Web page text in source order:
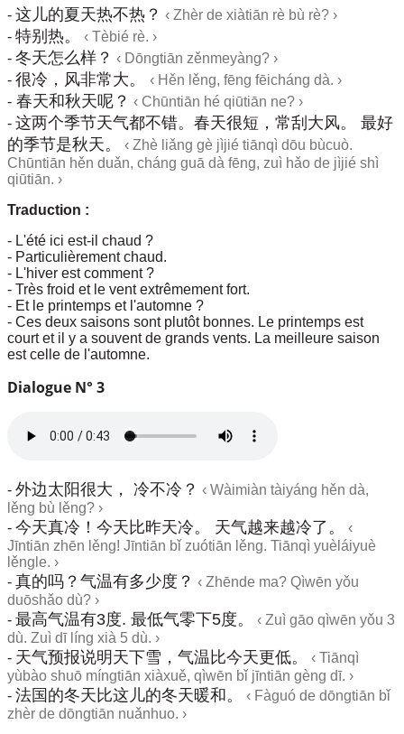
- 这儿的夏天热不热？ ‹ Zhèr de xiàtiān rè bù rè? ›
- 特别热。 ‹ Tèbié rè. ›
- 冬天怎么样？ ‹ Dōngtiān zěnmeyàng? ›
- 很冷，风非常大。 ‹ Hěn lěng, fēng fēicháng dà. ›
- 春天和秋天呢？ ‹ Chūntiān hé qiūtiān ne? ›
- 这两个季节天气都不错。春天很短，常刮大风。 最好
的季节是秋天。
‹ Zhè liǎng gè jìjié tiānqì dōu bùcuò.
Chūntiān hěn duǎn, cháng guā dà fēng, zuì hǎo de jìjié shì
qiūtiān. ›
Traduction :
- L'été ici est-il chaud ?
- Particulièrement chaud.
- L'hiver est comment ?
- Très froid et le vent extrêmement fort.
- Et le printemps et l'automne ?
- Ces deux saisons sont plutôt bonnes. Le printemps est
court et il y a souvent de grands vents. La meilleure saison
est celle de l'automne.
Dialogue N° 3
- 外边太阳很大， 冷不冷？ ‹ Wàimiàn tàiyáng hěn dà,
lěng bù lěng? ›
- 今天真冷！今天比昨天冷。 天气越来越冷了。
‹
Jīntiān zhēn lěng! Jīntiān bǐ zuótiān lěng. Tiānqì yuèláiyuè
lěngle. ›
- 真的吗？气温有多少度？ ‹ Zhēnde ma? Qìwēn yǒu
duōshǎo dù? ›
- 最高气温有3度. 最低气零下5度。
‹ Zuì gāo qìwēn yǒu 3
dù. Zuì dī líng xià 5 dù. ›
- 天气预报说明天下雪，气温比今天更低。
‹ Tiānqì
yùbào shuō míngtiān xiàxuě, qìwēn bǐ jīntiān gèng dī. ›
- 法国的冬天比这儿的冬天暖和。
‹ Fàguó de dōngtiān bǐ
zhèr de dōngtiān nuǎnhuo. ›